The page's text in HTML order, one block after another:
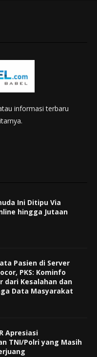
informasi terbaru
Ini Ditipu Via
hingga Jutaan
Pasien di Server
PKS: Kominfo
dari Kesalahan dan
Data Masyarakat
Apresiasi
TNI/Polri yang Masih